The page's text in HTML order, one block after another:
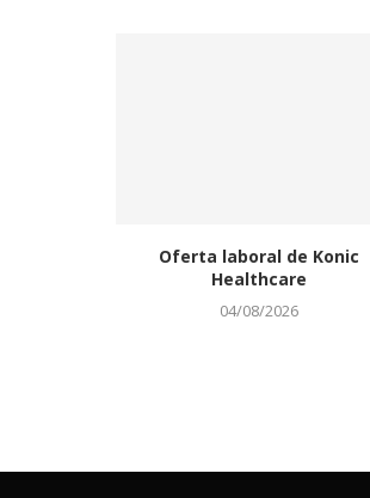
Oferta laboral de Konic
Healthcare
04/08/2026